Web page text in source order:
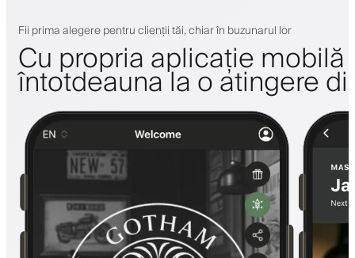
Fii prima alegere pentru clienții tăi, chiar în buzunarul lor
Cu propria aplicație mobilă
întotdeauna la o atingere